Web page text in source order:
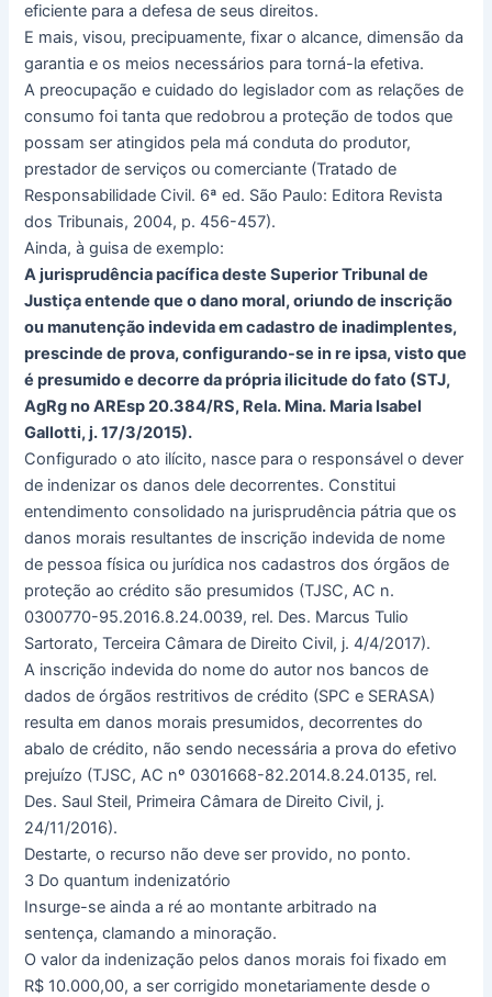
eficiente para a defesa de seus direitos.
E mais, visou, precipuamente, fixar o alcance, dimensão da
garantia e os meios necessários para torná-la efetiva.
A preocupação e cuidado do legislador com as relações de
consumo foi tanta que redobrou a proteção de todos que
possam ser atingidos pela má conduta do produtor,
prestador de serviços ou comerciante (Tratado de
Responsabilidade Civil. 6ª ed. São Paulo: Editora Revista
dos Tribunais, 2004, p. 456-457).
Ainda, à guisa de exemplo:
A jurisprudência pacífica deste Superior Tribunal de
Justiça entende que o dano moral, oriundo de inscrição
ou manutenção indevida em cadastro de inadimplentes,
prescinde de prova, configurando-se in re ipsa, visto que
é presumido e decorre da própria ilicitude do fato (STJ,
AgRg no AREsp 20.384/RS, Rela. Mina. Maria Isabel
Gallotti, j. 17/3/2015).
Configurado o ato ilícito, nasce para o responsável o dever
de indenizar os danos dele decorrentes. Constitui
entendimento consolidado na jurisprudência pátria que os
danos morais resultantes de inscrição indevida de nome
de pessoa física ou jurídica nos cadastros dos órgãos de
proteção ao crédito são presumidos (TJSC, AC n.
0300770-95.2016.8.24.0039, rel. Des. Marcus Tulio
Sartorato, Terceira Câmara de Direito Civil, j. 4/4/2017).
A inscrição indevida do nome do autor nos bancos de
dados de órgãos restritivos de crédito (SPC e SERASA)
resulta em danos morais presumidos, decorrentes do
abalo de crédito, não sendo necessária a prova do efetivo
prejuízo (TJSC, AC nº 0301668-82.2014.8.24.0135, rel.
Des. Saul Steil, Primeira Câmara de Direito Civil, j.
24/11/2016).
Destarte, o recurso não deve ser provido, no ponto.
3 Do quantum indenizatório
Insurge-se ainda a ré ao montante arbitrado na
sentença, clamando a minoração.
O valor da indenização pelos danos morais foi fixado em
R$ 10.000,00, a ser corrigido monetariamente desde o